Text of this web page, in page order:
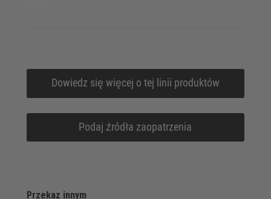
Dowiedz się więcej o tej linii produktów
Podaj źródła zaopatrzenia
Przekaz innym